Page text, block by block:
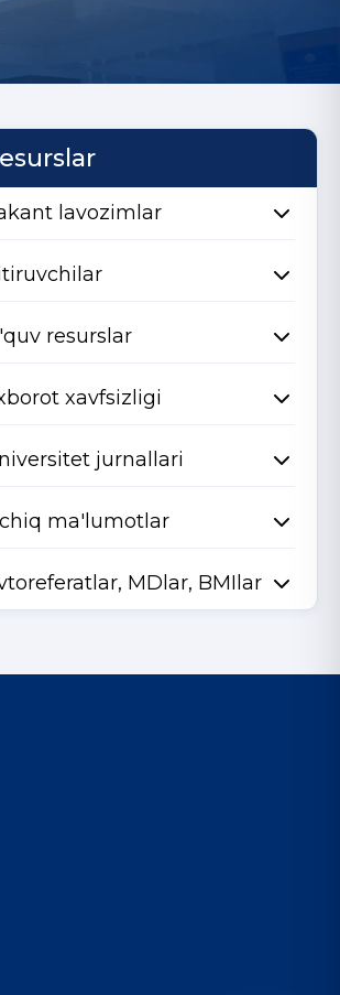
lavozimlar
resurslar
xavfsizligi
jurnallari
ma'lumotlar
MDlar, BMIlar